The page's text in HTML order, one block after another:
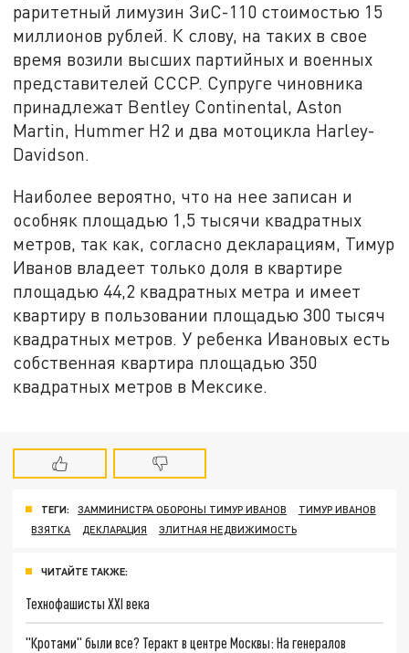
раритетный лимузин ЗиС-110 стоимостью 15
миллионов рублей. К слову, на таких в свое
время возили высших партийных и военных
представителей СССР. Супруге чиновника
принадлежат Bentley Continental, Aston
Martin, Hummer H2 и два мотоцикла Harley-
Davidson.
Наиболее вероятно, что на нее записан и
особняк площадью 1,5 тысячи квадратных
метров, так как, согласно декларациям, Тимур
Иванов владеет только доля в квартире
площадью 44,2 квадратных метра и имеет
квартиру в пользовании площадью 300 тысяч
квадратных метров. У ребенка Ивановых есть
собственная квартира площадью 350
квадратных метров в Мексике.
ТЕГИ: ЗАММИНИСТРА ОБОРОНЫ ТИМУР ИВАНОВ
ТИМУР ИВАНОВ
ВЗЯТКА
ДЕКЛАРАЦИЯ ЭЛИТНАЯ НЕДВИЖИМОСТЬ
ЧИТАЙТЕ ТАКЖЕ:
Технофашисты XXI века
"Кротами" были все? Теракт в центре Москвы: На генералов